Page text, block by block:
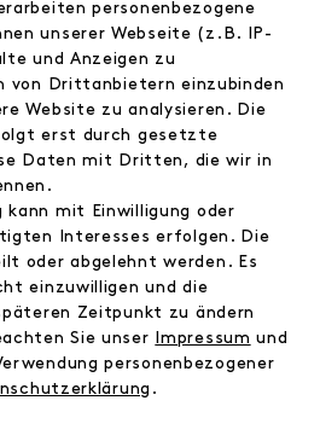
personenbezogene
unserer Webseite (z.B. IP-
und Anzeigen zu
von Drittanbietern einzubinden
Website zu analysieren. Die
erst durch gesetzte
Daten mit Dritten, die wir in
kann mit Einwilligung oder
Interesses erfolgen. Die
oder abgelehnt werden. Es
einzuwilligen und die
Zeitpunkt zu ändern
Sie unser
Impressum und
personenbezogener
.